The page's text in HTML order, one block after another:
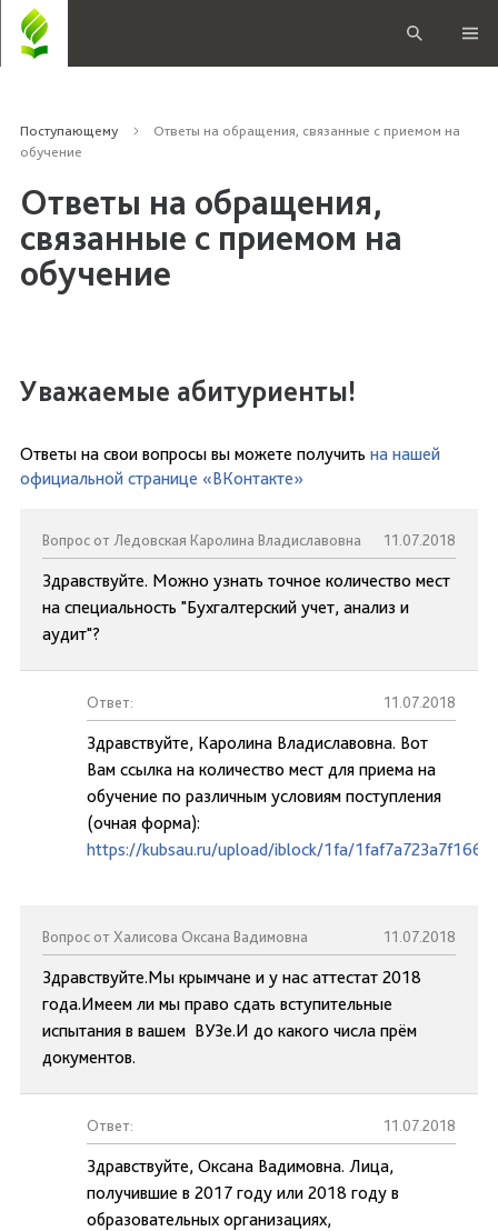
Поступающему
Ответы на обращения, связанные с приемом на
обучение
Ответы на обращения,
связанные с приемом на
обучение
Уважаемые абитуриенты!
Ответы на свои вопросы вы можете получить на нашей
официальной странице «ВКонтакте»
Вопрос от Ледовская Каролина Владиславовна 11.07.2018
Здравствуйте. Можно узнать точное количество мест
на специальность "Бухгалтерский учет, анализ и
аудит"?
Ответ: 11.07.2018
Здравствуйте, Каролина Владиславовна. Вот
Вам ссылка на количество мест для приема на
обучение по различным условиям поступления
(очная форма):
https://kubsau.ru/upload/iblock/1fa/
Вопрос от Халисова Оксана Вадимовна 11.07.2018
Здравствуйте.Мы крымчане и у нас аттестат 2018
года.Имеем ли мы право сдать вступительные
испытания в вашем ВУЗе.И до какого числа прём
документов.
Ответ: 11.07.2018
Здравствуйте, Оксана Вадимовна. Лица,
получившие в 2017 году или 2018 году в
образовательных организациях,